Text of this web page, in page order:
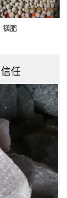
镁肥
任